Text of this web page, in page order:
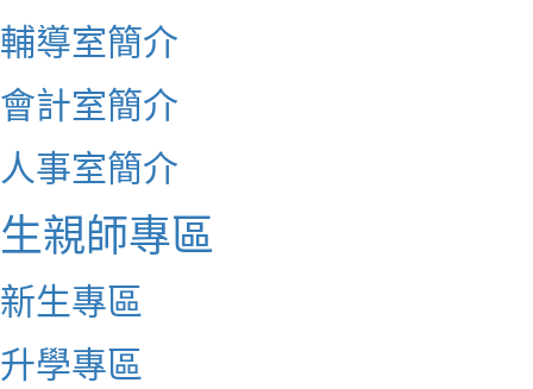
輔導室簡介
會計室簡介
人事室簡介
生親師專區
新生專區
升學專區